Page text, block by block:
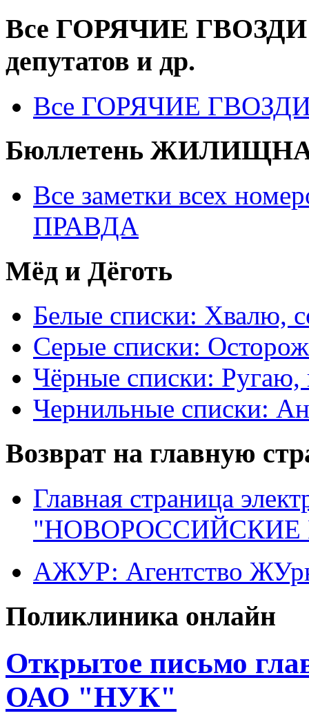
Все ГОРЯЧИЕ ГВОЗДИ
депутатов и др.
Все ГОРЯЧИЕ
Бюллетень
Все заметки всех
ПРАВДА
Мёд и Дёготь
Белые списки: Хвалю,
Серые списки:
Чёрные списки: Ругаю,
Чернильные списки:
Возврат на главную
Главная страница
"НОВОРОССИЙСКИЕ
АЖУР: Агентство
Поликлиника онлайн
Открытое письмо
ОАО "НУК"